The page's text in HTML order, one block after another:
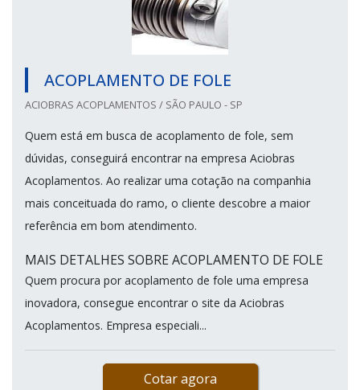
ACOPLAMENTO DE FOLE
ACIOBRAS ACOPLAMENTOS / SÃO PAULO - SP
Quem está em busca de acoplamento de fole, sem
dúvidas, conseguirá encontrar na empresa Aciobras
Acoplamentos. Ao realizar uma cotação na companhia
mais conceituada do ramo, o cliente descobre a maior
referência em bom atendimento.
MAIS DETALHES SOBRE ACOPLAMENTO DE FOLE
Quem procura por acoplamento de fole uma empresa
inovadora, consegue encontrar o site da Aciobras
Acoplamentos. Empresa especiali...
Cotar agora